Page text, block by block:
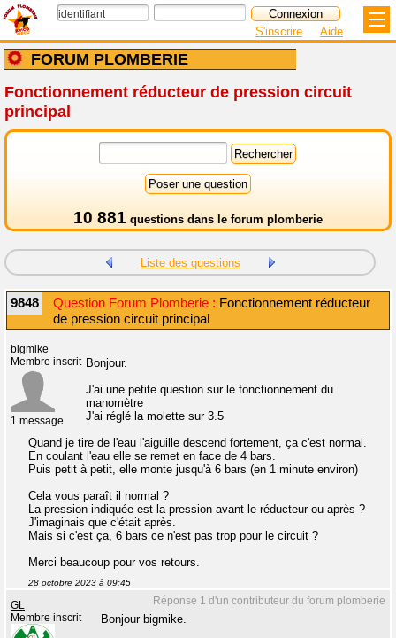
FORUM PLOMBERIE
S'inscrire Aide
Fonctionnement réducteur de pression circuit
principal
10 881 questions dans le forum plomberie
Liste des questions
9848 Question Forum Plomberie : Fonctionnement réducteur
de pression circuit principal
bigmike
Membre inscrit
1 message
Bonjour.
J'ai une petite question sur le fonctionnement du
manomètre
J'ai réglé la molette sur 3.5
Quand je tire de l'eau l'aiguille descend fortement, ça c'est normal.
En coulant l'eau elle se remet en face de 4 bars.
Puis petit à petit, elle monte jusqu'à 6 bars (en 1 minute environ)
Cela vous paraît il normal ?
La pression indiquée est la pression avant le réducteur ou après ?
J'imaginais que c'était après.
Mais si c'est ça, 6 bars ce n'est pas trop pour le circuit ?
Merci beaucoup pour vos retours.
28 octobre 2023 à 09:45
Réponse 1 d'un contributeur du forum plomberie
GL
Membre inscrit
Bonjour bigmike.